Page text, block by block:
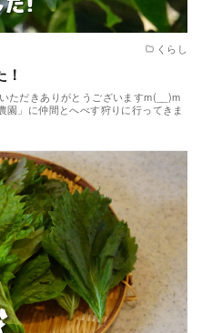
くらし
ただきありがとうございますm(__)m
」に仲間とへべす狩りに行ってきま